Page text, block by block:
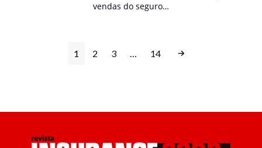
vendas do seguro…
1 2 3 … 14